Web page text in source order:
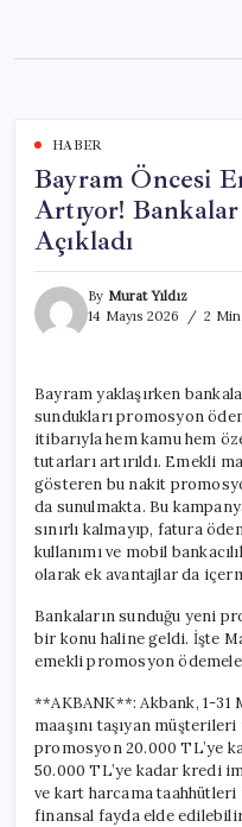
content
HABER
Bayram Öncesi
Artıyor!
Açıkladı
By Murat Yıldız
14 Mayıs 2026
2
Bayram yaklaşırken
sundukları promosyon
itibarıyla hem kamu hem
tutarları artırıldı. Emekli
gösteren bu nakit
da sunulmakta. Bu
sınırlı kalmayıp, fatura
kullanımı ve mobil
olarak ek avantajlar da
Bankaların sunduğu yeni
bir konu haline geldi. İşte
emekli promosyon
**AKBANK**: Akbank, 1-31
maaşını taşıyan
promosyon 20.000 TL’ye
50.000 TL’ye kadar kredi
ve kart harcama taahhütleri
finansal fayda elde